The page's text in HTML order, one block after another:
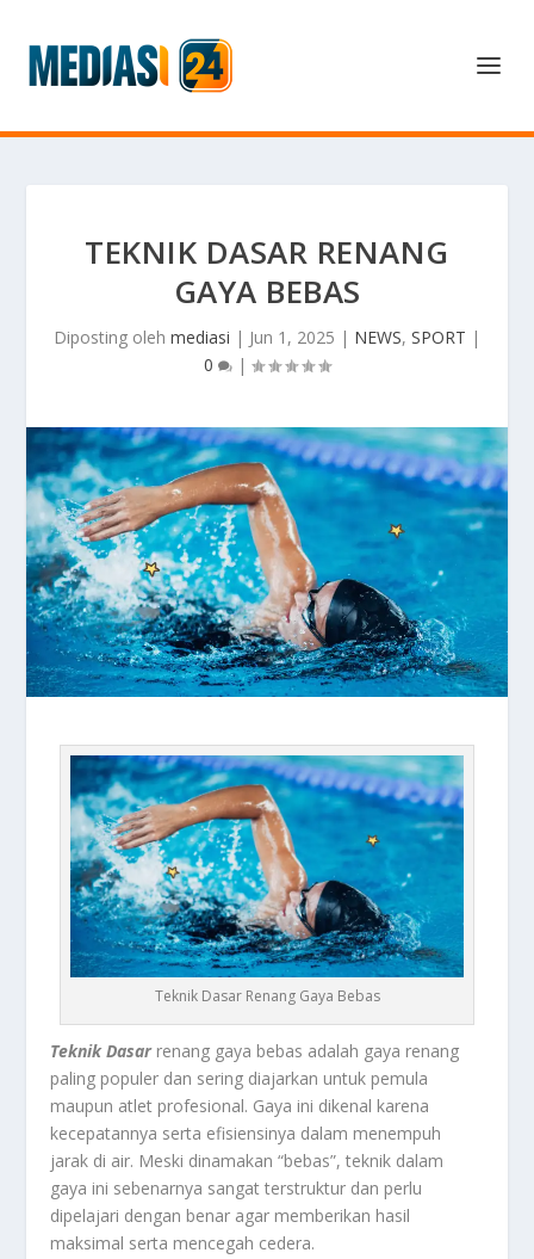
TEKNIK DASAR RENANG
GAYA BEBAS
Diposting oleh mediasi | Jun 1, 2025 | NEWS, SPORT |
0
|
Teknik Dasar Renang Gaya Bebas
Teknik Dasar renang gaya bebas adalah gaya renang
paling populer dan sering diajarkan untuk pemula
maupun atlet profesional. Gaya ini dikenal karena
kecepatannya serta efisiensinya dalam menempuh
jarak di air. Meski dinamakan “bebas”, teknik dalam
gaya ini sebenarnya sangat terstruktur dan perlu
dipelajari dengan benar agar memberikan hasil
maksimal serta mencegah cedera.